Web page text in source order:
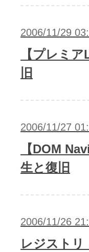
2006/11/29
【プレミ
旧
2006/11/27
【DOM
生と復旧
2006/11/26
レジスト